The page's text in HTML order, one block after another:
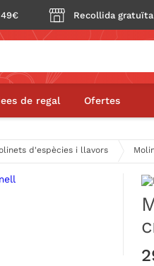
Recollida
de regal Ofertes
d'espècies i llavors
10 cm vermell